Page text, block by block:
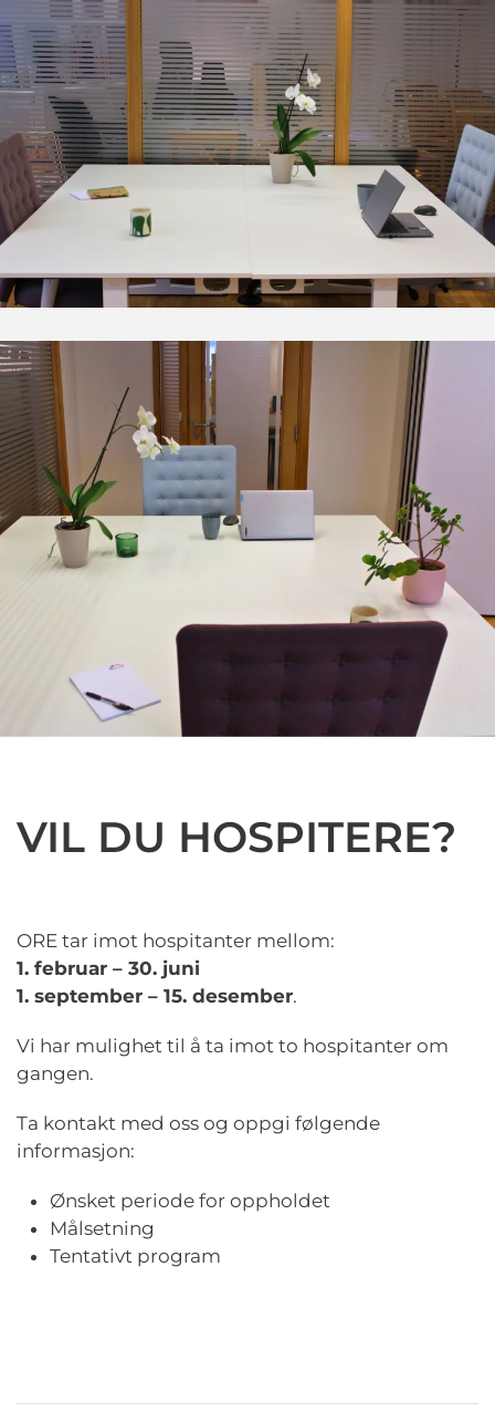
VIL DU HOSPITERE?
ORE tar imot hospitanter mellom:
1. februar – 30. juni
1. september – 15. desember.
Vi har mulighet til å ta imot to hospitanter om
gangen.
Ta kontakt med oss og oppgi følgende
informasjon:
Ønsket periode for oppholdet
Målsetning
Tentativt program